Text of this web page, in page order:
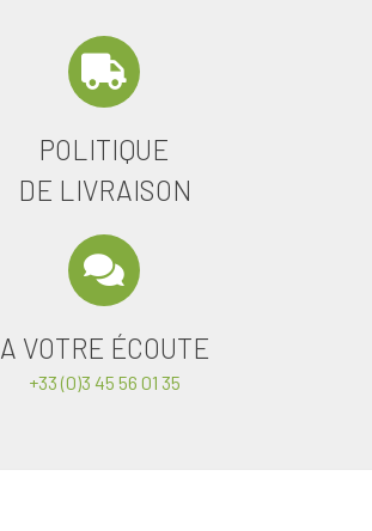
POLITIQUE
DE LIVRAISON
A VOTRE ÉCOUTE
+33 (0)3 45 56 01 35